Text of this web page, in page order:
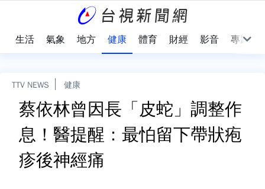
生活 氣象 地方 健康 體育 財經 影音 專題
TTV NEWS 健康
蔡依林曾因長「皮蛇」調整作
息！醫提醒：最怕留下帶狀疱
疹後神經痛